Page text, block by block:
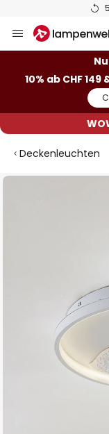
Inhalt
10% ab CHF 149
Deckenleuchten
Zum